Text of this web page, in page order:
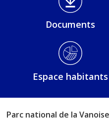
Documents
Espace habitants
Parc national de la Vanoise